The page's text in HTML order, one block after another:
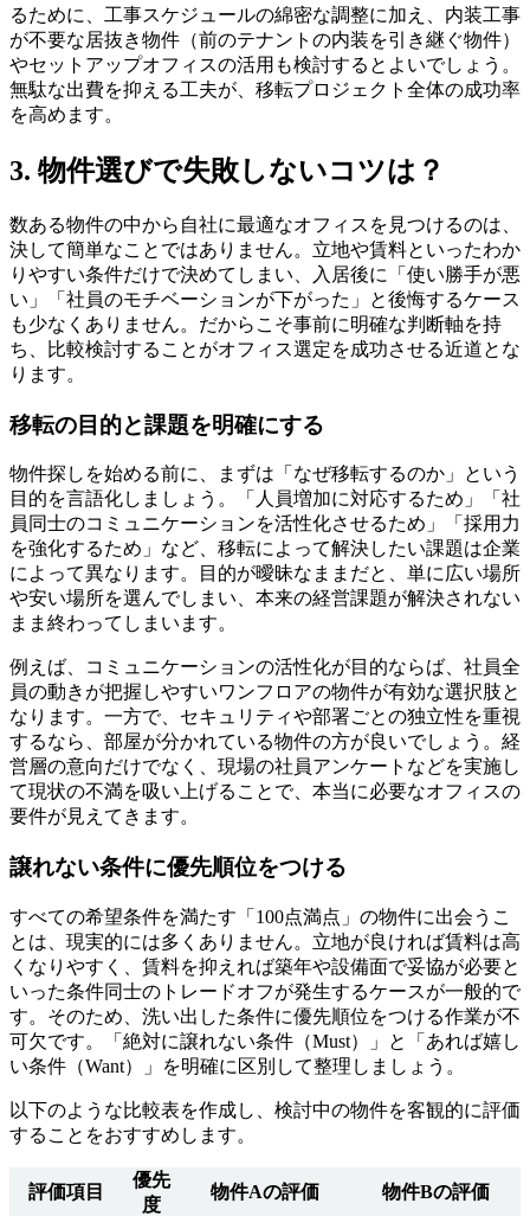
るために、工事スケジュールの綿密な調整に加え、内装工事
が不要な居抜き物件（前のテナントの内装を引き継ぐ物件）
やセットアップオフィスの活用も検討するとよいでしょう。
無駄な出費を抑える工夫が、移転プロジェクト全体の成功率
を高めます。
3. 物件選びで失敗しないコツは？
数ある物件の中から自社に最適なオフィスを見つけるのは、
決して簡単なことではありません。立地や賃料といったわか
りやすい条件だけで決めてしまい、入居後に「使い勝手が悪
い」「社員のモチベーションが下がった」と後悔するケース
も少なくありません。だからこそ事前に明確な判断軸を持
ち、比較検討することがオフィス選定を成功させる近道とな
ります。
移転の目的と課題を明確にする
物件探しを始める前に、まずは「なぜ移転するのか」という
目的を言語化しましょう。「人員増加に対応するため」「社
員同士のコミュニケーションを活性化させるため」「採用力
を強化するため」など、移転によって解決したい課題は企業
によって異なります。目的が曖昧なままだと、単に広い場所
や安い場所を選んでしまい、本来の経営課題が解決されない
まま終わってしまいます。
例えば、コミュニケーションの活性化が目的ならば、社員全
員の動きが把握しやすいワンフロアの物件が有効な選択肢と
なります。一方で、セキュリティや部署ごとの独立性を重視
するなら、部屋が分かれている物件の方が良いでしょう。経
営層の意向だけでなく、現場の社員アンケートなどを実施し
て現状の不満を吸い上げることで、本当に必要なオフィスの
要件が見えてきます。
譲れない条件に優先順位をつける
すべての希望条件を満たす「100点満点」の物件に出会うこ
とは、現実的には多くありません。立地が良ければ賃料は高
くなりやすく、賃料を抑えれば築年や設備面で妥協が必要と
いった条件同士のトレードオフが発生するケースが一般的で
す。そのため、洗い出した条件に優先順位をつける作業が不
可欠です。「絶対に譲れない条件（Must）」と「あれば嬉し
い条件（Want）」を明確に区別して整理しましょう。
以下のような比較表を作成し、検討中の物件を客観的に評価
することをおすすめします。
評価項目
優先
度
物件Aの評価 物件Bの評価